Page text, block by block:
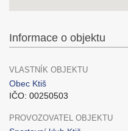
Informace o objektu
VLASTNÍK OBJEKTU
Obec Ktiš
IČO: 00250503
PROVOZOVATEL OBJEKTU